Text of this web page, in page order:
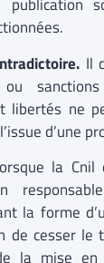
Il
ou
libertés ne
d’une
la
la forme
de cesser
la mise